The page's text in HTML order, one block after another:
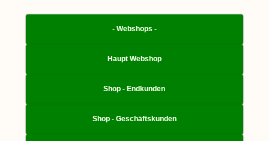
- Webshops -
Haupt Webshop
Shop - Endkunden
Shop - Geschäftskunden